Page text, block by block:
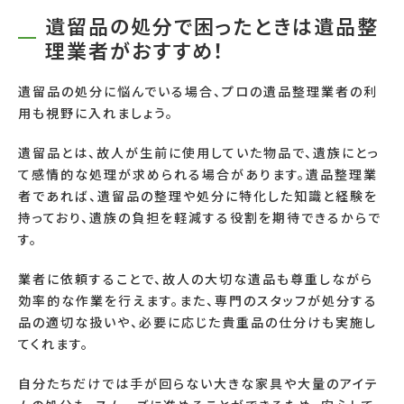
遺留品の処分で困ったときは遺品整
理業者がおすすめ！
遺留品の処分に悩んでいる場合、プロの遺品整理業者の利
用も視野に入れましょう。
遺留品とは、故人が生前に使用していた物品で、遺族にとっ
て感情的な処理が求められる場合があります。遺品整理業
者であれば、遺留品の整理や処分に特化した知識と経験を
持っており、遺族の負担を軽減する役割を期待できるからで
す。
業者に依頼することで、故人の大切な遺品も尊重しながら
効率的な作業を行えます。また、専門のスタッフが処分する
品の適切な扱いや、必要に応じた貴重品の仕分けも実施し
てくれます。
自分たちだけでは手が回らない大きな家具や大量のアイテ